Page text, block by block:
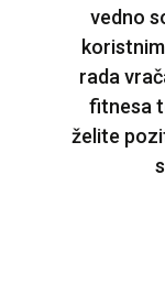
vedno
rada
fitnesa
želite